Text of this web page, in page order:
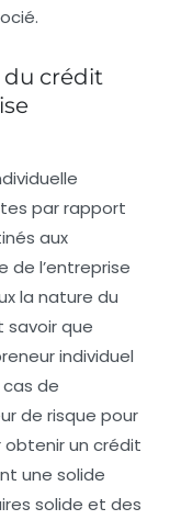
du crédit
par rapport
aux
de l’entreprise
la nature du
savoir que
individuel
de
de risque pour
obtenir un crédit
une solide
solide et des